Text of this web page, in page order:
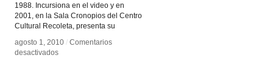
1988. Incursiona en el video y en
2001, en la Sala Cronopios del Centro
Cultural Recoleta, presenta su
agosto 1, 2010 / Comentarios
desactivadosen
agosto 1, 2010 / Comentarios
desactivadosen